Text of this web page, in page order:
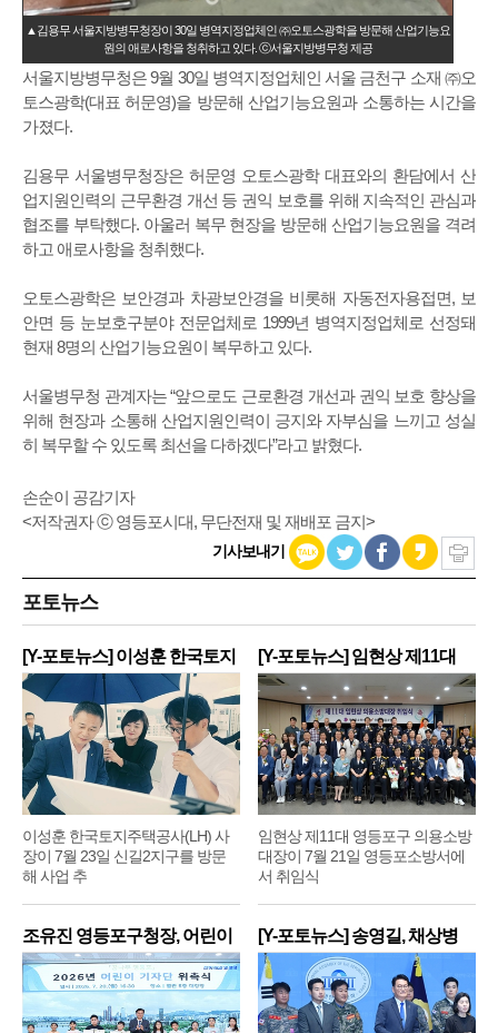
▲김용무 서울지방병무청장이 30일 병역지정업체인 ㈜오토스광학을 방문해 산업기능요
원의 애로사항을 청취하고 있다. ⓒ서울지방병무청 제공
서울지방병무청은 9월 30일 병역지정업체인 서울 금천구 소재 ㈜오
토스광학(대표 허문영)을 방문해 산업기능요원과 소통하는 시간을
가졌다.
김용무 서울병무청장은 허문영 오토스광학 대표와의 환담에서 산
업지원인력의 근무환경 개선 등 권익 보호를 위해 지속적인 관심과
협조를 부탁했다. 아울러 복무 현장을 방문해 산업기능요원을 격려
하고 애로사항을 청취했다.
오토스광학은 보안경과 차광보안경을 비롯해 자동전자용접면, 보
안면 등 눈보호구분야 전문업체로 1999년 병역지정업체로 선정돼
현재 8명의 산업기능요원이 복무하고 있다.
서울병무청 관계자는 “앞으로도 근로환경 개선과 권익 보호 향상을
위해 현장과 소통해 산업지원인력이 긍지와 자부심을 느끼고 성실
히 복무할 수 있도록 최선을 다하겠다”라고 밝혔다.
손순이 공감기자
<저작권자 ⓒ 영등포시대, 무단전재 및 재배포 금지>
기사보내기
포토뉴스
[Y-포토뉴스] 이성훈 한국토지
주
이성훈 한국토지주택공사(LH) 사
장이 7월 23일 신길2지구를 방문
해 사업 추
[Y-포토뉴스] 임현상 제11대
영
임현상 제11대 영등포구 의용소방
대장이 7월 21일 영등포소방서에
서 취임식
조유진 영등포구청장, 어린이
기
[Y-포토뉴스] 송영길, 채상병
순